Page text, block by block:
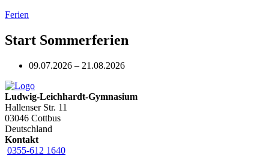
Ferien
Start Sommerferien
09.07.2026 – 21.08.2026
Ludwig-Leichhardt-Gymnasium
Hallenser Str. 11
03046 Cottbus
Deutschland
Kontakt
0355-612 1640